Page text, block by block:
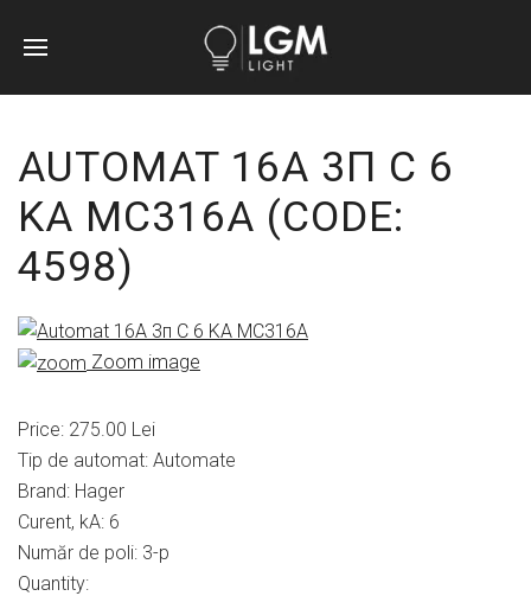
AUTOMAT 16A 3П C 6
KA MC316A (CODE:
4598)
Zoom image
Price: 275.00 Lei
Tip de automat: Automate
Brand: Hager
Curent, kA: 6
Număr de poli: 3-p
Quantity: